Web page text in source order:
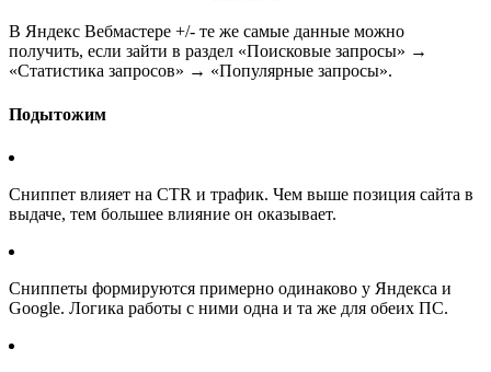
В Яндекс Вебмастере +/- те же самые данные можно
получить, если зайти в раздел «Поисковые запросы» →
«Статистика запросов» → «Популярные запросы».
Подытожим
Сниппет влияет на CTR и трафик. Чем выше позиция сайта в
выдаче, тем большее влияние он оказывает.
Сниппеты формируются примерно одинаково у Яндекса и
Google. Логика работы с ними одна и та же для обеих ПС.